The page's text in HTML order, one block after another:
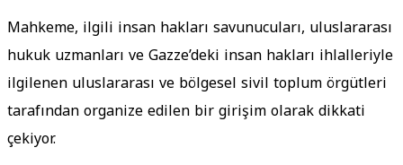
Mahkeme, ilgili insan hakları savunucuları, uluslararası
hukuk uzmanları ve Gazze’deki insan hakları ihlalleriyle
ilgilenen uluslararası ve bölgesel sivil toplum örgütleri
tarafından organize edilen bir girişim olarak dikkati
çekiyor.